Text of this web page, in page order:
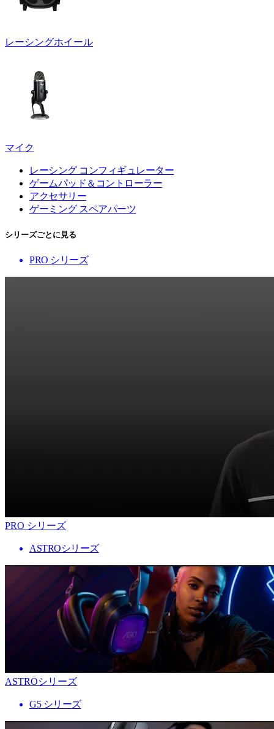
レーシングホイール
マイク
レーシング コンフィギュレーター
ゲームパッド＆コントローラー
アクセサリー
ゲーミング スペアパーツ
シリーズごとに見る
PRO シリーズ
PRO シリーズ
ASTROシリーズ
ASTROシリーズ
G5 シリーズ